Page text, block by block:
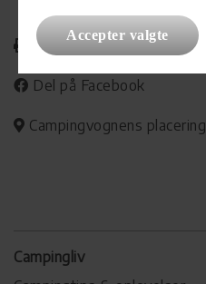
Udskriv
Del på Facebook
Campingvognens placering
Campingliv
Accepter valgte